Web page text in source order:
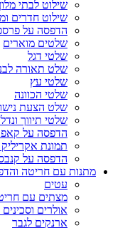
שילוט לבתי
שילוט חדרים
הדפסה על
שלטים מוארים
שלטי דגל
שלט תאורה
שלטי עץ
שלטי הכוונה
שלט הצעת
שלטי תיווך
הדפסה על
תמונת
הדפסה על
מתנות עם חריטה
עטים
מצתים עם
אולרים
ארנקים לגבר